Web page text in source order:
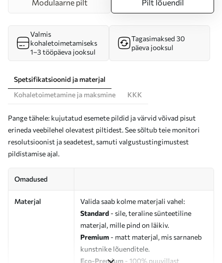
Modulaarne pilt Pilt lõuendil
Valmis
kohaletoimetamiseks
1–3 tööpäeva jooksul
Tagasimaksed 30
päeva jooksul
Spetsifikatsioonid ja materjal
Kohaletoimetamine ja maksmine
KKK
Pange tähele: kujutatud esemete pildid ja värvid võivad pisut
erineda veebilehel olevatest piltidest. See sõltub teie monitori
resolutsioonist ja seadetest, samuti valgustustingimustest
pildistamise ajal.
Omadused
Materjal
Valida saab kolme materjali vahel:
Standard - sile, teraline sünteetiline
materjal, mille pind on läikiv.
Premium - matt materjal, mis sarnaneb
kunstnike lõuenditele.
Eco-Premium - 100% puuvillast